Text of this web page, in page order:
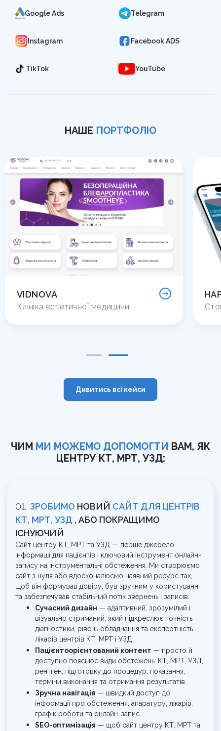
Google Ads Telegram
Instagram Facebook ADS
TikTok YouTube
НАШЕ ПОРТФОЛІО
VIDNOVA
Клініка естетичної медицини
Дивитись всі кейси
ЧИМ МИ МОЖЕМО ДОПОМОГТИ ВАМ, ЯК
ЦЕНТРУ КТ, МРТ, УЗД:
ЗРОБИМО НОВИЙ САЙТ ДЛЯ ЦЕНТРІВ
КТ, МРТ, УЗД , АБО ПОКРАЩИМО
ІСНУЮЧИЙ
Сайт центру КТ, МРТ та УЗД — перше джерело
інформації для пацієнтів і ключовий інструмент онлайн-
запису на інструментальні обстеження. Ми створюємо
сайт з нуля або вдосконалюємо наявний ресурс так,
щоб він формував довіру, був зручним у користуванні
та забезпечував стабільний потік звернень і записів:
Сучасний дизайн — адаптивний, зрозумілий і
візуально стриманий, який підкреслює точність
діагностики, рівень обладнання та експертність
лікарів центрів КТ, МРТ і УЗД.
Пацієнтоорієнтований контент — просто й
доступно пояснює види обстежень: КТ, МРТ, УЗД,
рентген, підготовку до процедур, показання,
терміни виконання та отримання результатів.
Зручна навігація — швидкий доступ до
інформації про обстеження, апаратуру, лікарів,
графік роботи та онлайн-запис.
SEO-оптимізація — щоб сайт центру КТ, МРТ та